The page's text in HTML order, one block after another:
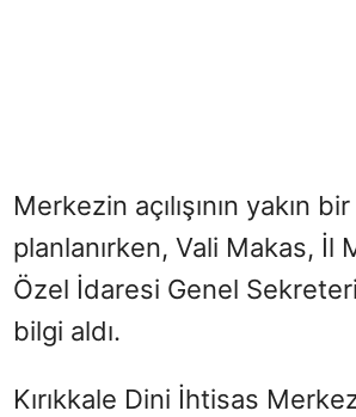
Merkezin açılışının yakın
planlanırken, Vali Makas,
Özel İdaresi Genel
bilgi aldı.
Kırıkkale Dini İhtisas